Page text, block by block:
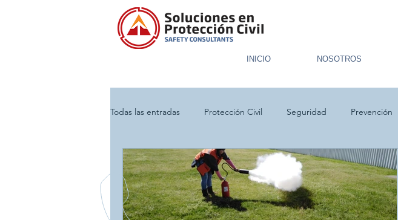
INICIO NOSOTROS
Todas las entradas Protección Civil Seguridad Prevención
Incendio Evacuación Simulacro Primeros auxilios